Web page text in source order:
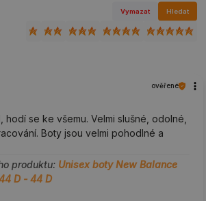
Vymazat Hledat
ověřené
se ke všemu. Velmi slušné, odolné,
Boty jsou velmi pohodlné a
produktu: Unisex boty New Balance
D - 44 D